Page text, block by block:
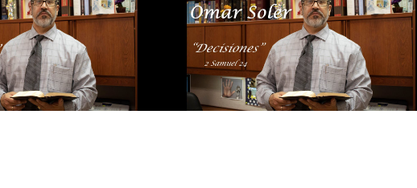
- Pastor Omar
Soler
Play Video
"Decisiones" - Pastor Omar Soler
Play Video